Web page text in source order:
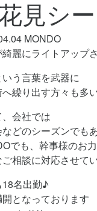
見シ
MONDO
麗にライトアップ
う言葉を武器に
繰り出す方々も多
会社では
どのシーズンでもあ
でも、幹事様のお
相談に対応させて
名出勤♪
となっております